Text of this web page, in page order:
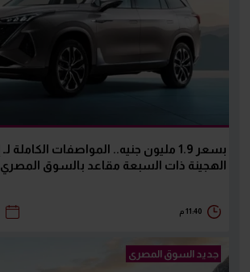
الهجينة ذات السبعة مقاعد بالسوق المصري
11:40 م
جديد السوق المصرى